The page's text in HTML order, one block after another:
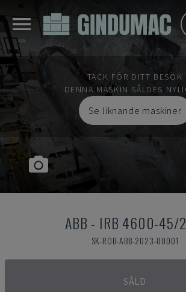
TACK FÖR DITT BESÖK
DENNA MASKIN SÅLDES
Se liknande maskiner
ABB - IRB 4600-45/
SK-ROB-ABB-2023-00001
SÅLD